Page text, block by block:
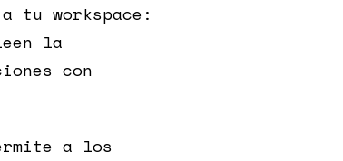
tu workspace:
la
con
a los